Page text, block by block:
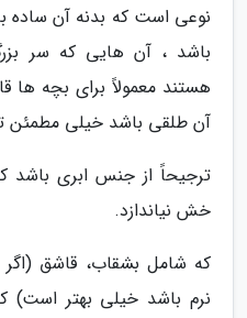
نوعی است که بدنه آن ساده
باشد ، آن هایی که سر
هستند معمولاً برای بچه ها
آن طلقی باشد خیلی مطمئن
ترجیحاً از جنس ابری
خش نیاندازد.
که شامل بشقاب، قاشق
نرم باشد خیلی بهتر است)